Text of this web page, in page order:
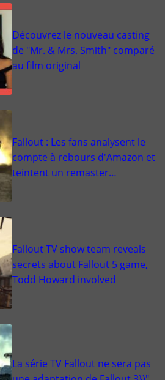
Découvrez le nouveau casting
de "Mr. & Mrs. Smith" comparé
au film original
Fallout : Les fans analysent le
compte à rebours d'Amazon et
teintent un remaster…
Fallout TV show team reveals
secrets about Fallout 5 game,
Todd Howard involved
La série TV Fallout ne sera pas